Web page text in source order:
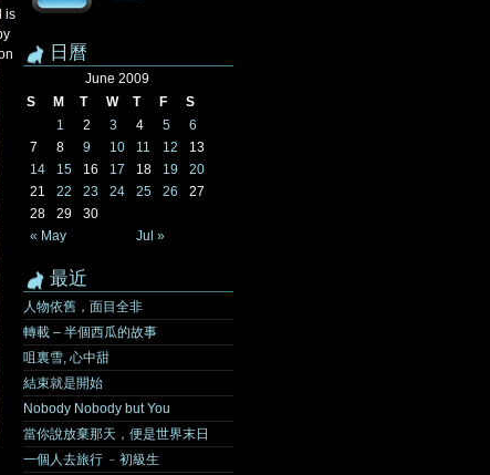
日曆
June 2009
S
M T W T F S
« May Jul »
1 2 3 4 5
6
7
8 9 10 11 12
13
14
15 16 17 18 19
20
21
22 23 24 25 26
27
28
29 30
最近
人物依舊，面目全非
轉載 – 半個西瓜的故事
咀裏雪, 心中甜
結束就是開始
Nobody Nobody but You
當你說放棄那天，便是世界末日
一個人去旅行 ﹣初級生
is